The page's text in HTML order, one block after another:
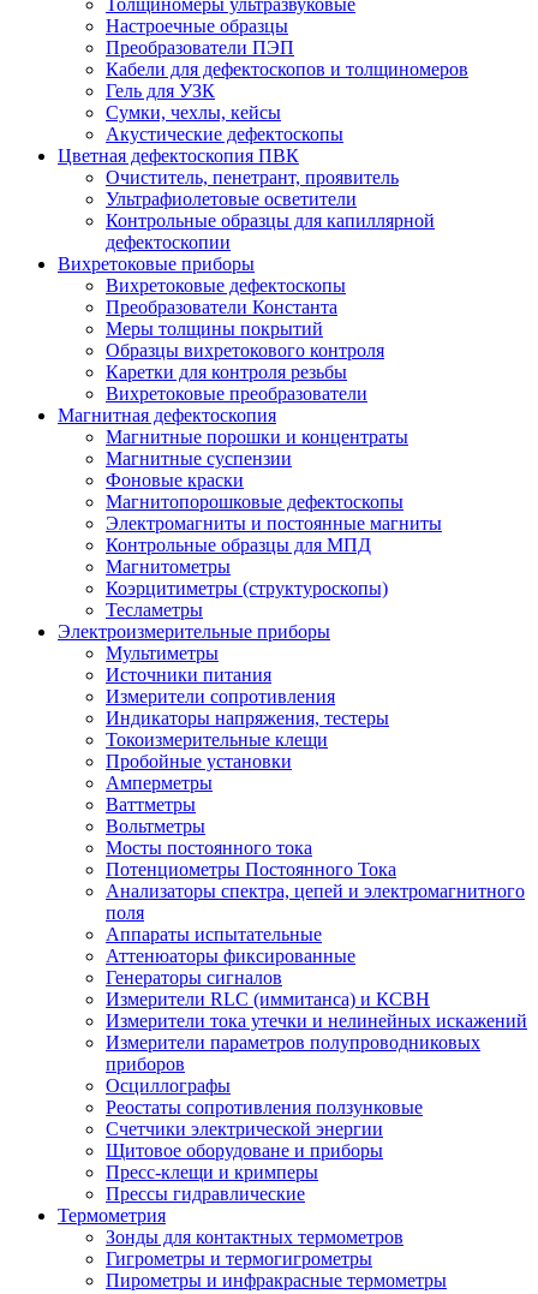
Толщиномеры ультразвуковые
Настроечные образцы
Преобразователи ПЭП
Кабели для дефектоскопов и толщиномеров
Гель для УЗК
Сумки, чехлы, кейсы
Акустические дефектоскопы
Цветная дефектоскопия ПВК
Очиститель, пенетрант, проявитель
Ультрафиолетовые осветители
Контрольные образцы для капиллярной
дефектоскопии
Вихретоковые приборы
Вихретоковые дефектоскопы
Преобразователи Константа
Меры толщины покрытий
Образцы вихретокового контроля
Каретки для контроля резьбы
Вихретоковые преобразователи
Магнитная дефектоскопия
Магнитные порошки и концентраты
Магнитные суспензии
Фоновые краски
Магнитопорошковые дефектоскопы
Электромагниты и постоянные магниты
Контрольные образцы для МПД
Магнитометры
Коэрцитиметры (структуроскопы)
Тесламетры
Электроизмерительные приборы
Мультиметры
Источники питания
Измерители сопротивления
Индикаторы напряжения, тестеры
Токоизмерительные клещи
Пробойные установки
Амперметры
Ваттметры
Вольтметры
Мосты постоянного тока
Потенциометры Постоянного Тока
Анализаторы спектра, цепей и электромагнитного
поля
Аппараты испытательные
Аттенюаторы фиксированные
Генераторы сигналов
Измерители RLC (иммитанса) и КСВН
Измерители тока утечки и нелинейных искажений
Измерители параметров полупроводниковых
приборов
Осциллографы
Реостаты сопротивления ползунковые
Счетчики электрической энергии
Щитовое оборудоване и приборы
Пресс-клещи и кримперы
Прессы гидравлические
Термометрия
Зонды для контактных термометров
Гигрометры и термогигрометры
Пирометры и инфракрасные термометры